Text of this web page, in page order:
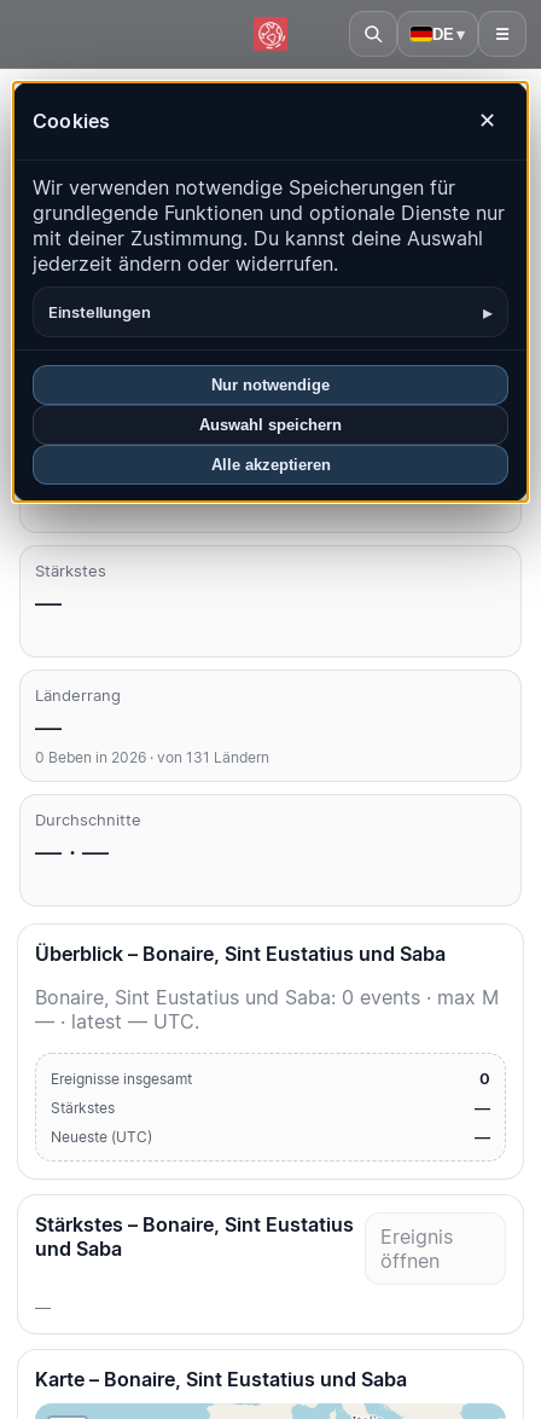
DE ▾ ☰
Cookies ✕
Wir verwenden notwendige Speicherungen für
grundlegende Funktionen und optionale Dienste nur
mit deiner Zustimmung. Du kannst deine Auswahl
jederzeit ändern oder widerrufen.
Einstellungen ▸
Nur notwendige
Auswahl speichern
Alle akzeptieren
Erdbeben | QuakeMap24
Live-Karte, Statistiken und aktuelle Ereignisse
Historienkarte öffnen Neueste in diesem Land
Überblick Karte Aktuell Diagramme Top-Regionen
FAQ
Beben diesen Monat
0
Stärkstes
—
Länderrang
—
0 Beben in 2026 · von 131 Ländern
Durchschnitte
— · —
Überblick – Bonaire, Sint Eustatius und Saba
Bonaire, Sint Eustatius und Saba: 0 events · max M
— · latest — UTC.
Ereignisse insgesamt 0
Stärkstes —
Neueste (UTC) —
Stärkstes – Bonaire, Sint Eustatius
und Saba
Ereignis
öffnen
—
Karte – Bonaire, Sint Eustatius und Saba